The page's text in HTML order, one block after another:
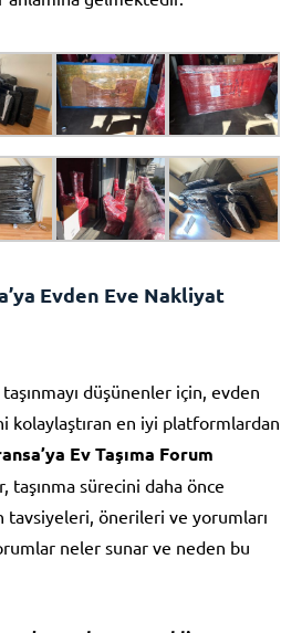
Evden Eve Nakliyat
düşünenler için, evden
kolaylaştıran en iyi platformlardan
Ev Taşıma Forum
sürecini daha önce
önerileri ve yorumları
neler sunar ve neden bu